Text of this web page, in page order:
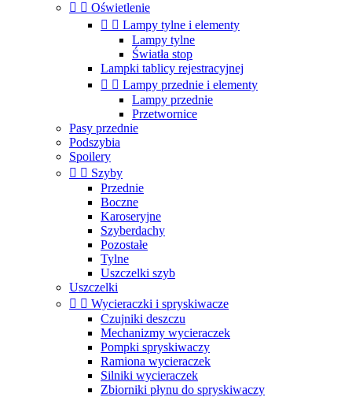
  Oświetlenie
  Lampy tylne i elementy
Lampy tylne
Światła stop
Lampki tablicy rejestracyjnej
  Lampy przednie i elementy
Lampy przednie
Przetwornice
Pasy przednie
Podszybia
Spoilery
  Szyby
Przednie
Boczne
Karoseryjne
Szyberdachy
Pozostałe
Tylne
Uszczelki szyb
Uszczelki
  Wycieraczki i spryskiwacze
Czujniki deszczu
Mechanizmy wycieraczek
Pompki spryskiwaczy
Ramiona wycieraczek
Silniki wycieraczek
Zbiorniki płynu do spryskiwaczy